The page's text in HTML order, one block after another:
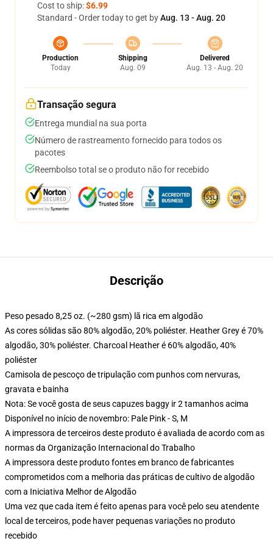
Cost to ship:$6.99
Standard - Order today to get byAug. 13 - Aug. 20
Production
Today
Shipping
Aug. 09
Delivered
Aug. 13 - Aug. 20
Transação segura
Entrega mundial na sua porta
Número de rastreamento fornecido para todos os
pacotes
Reembolso total se o produto não for recebido
Descrição
Peso pesado 8,25 oz. (~280 gsm) lã rica em algodão
As cores sólidas são 80% algodão, 20% poliéster. Heather Grey é 70%
algodão, 30% poliéster. Charcoal Heather é 60% algodão, 40%
poliéster
Camisola de pescoço de tripulação com punhos com nervuras,
gravata e bainha
Nota: Se você gosta de seus capuzes baggy ir 2 tamanhos acima
Disponível no início de novembro: Pale Pink - S, M
A impressora de terceiros deste produto é avaliada de acordo com as
normas da Organização Internacional do Trabalho
A impressora deste produto fontes em branco de fabricantes
comprometidos com a melhoria das práticas de cultivo de algodão
com a Iniciativa Melhor de Algodão
Uma vez que cada item é feito apenas para você pelo seu atendente
local de terceiros, pode haver pequenas variações no produto
recebido